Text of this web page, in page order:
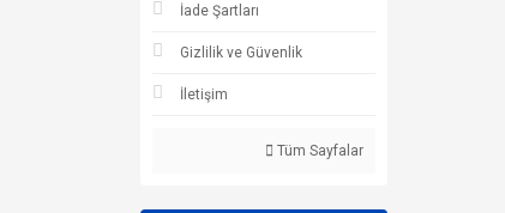
İade Şartları
Gizlilik ve Güvenlik
İletişim
Tüm Sayfalar